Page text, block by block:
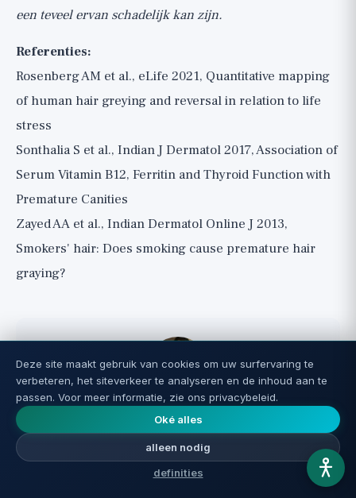
een teveel ervan schadelijk kan zijn.
Referenties:
Rosenberg AM et al., eLife 2021, Quantitative mapping
of human hair greying and reversal in relation to life
stress
Sonthalia S et al., Indian J Dermatol 2017, Association of
Serum Vitamin B12, Ferritin and Thyroid Function with
Premature Canities
Zayed AA et al., Indian Dermatol Online J 2013,
Smokers' hair: Does smoking cause premature hair
graying?
Nir Nagar
Nir Nagar, oprichter en redacteur van Reverse Aging
en biohacker met meer dan 20 jaar praktische
ervaring in langlevenonderzoek, supplementen en
Deze site maakt gebruik van cookies om uw surfervaring te
verbeteren, het siteverkeer te analyseren en de inhoud aan te
passen. Voor meer informatie, zie ons privacybeleid.
Oké alles
alleen nodig
definities